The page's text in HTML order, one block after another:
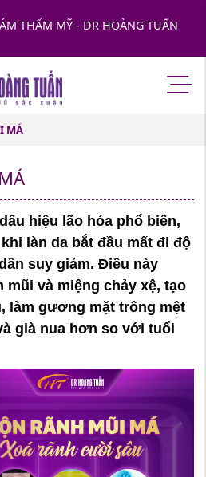
THẨM MỸ - DR HOÀNG TUẤN
MÁ
hiệu lão hóa phổ biến,
làn da bắt đầu mất đi độ
suy giảm. Điều này
mũi và miệng chảy xệ, tạo
làm gương mặt trông mệt
già nua hơn so với tuổi